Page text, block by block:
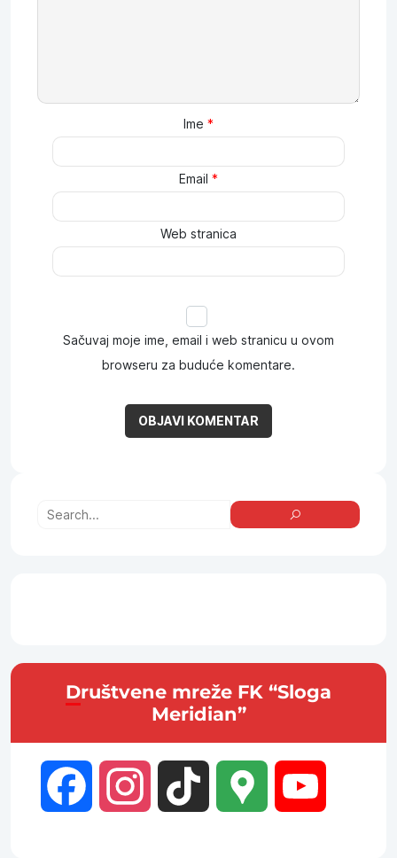
Ime *
Email *
Web stranica
Sačuvaj moje ime, email i web stranicu u ovom
browseru za buduće komentare.
Društvene mreže FK “Sloga
Meridian”
Facebook Instagram TikTok Google